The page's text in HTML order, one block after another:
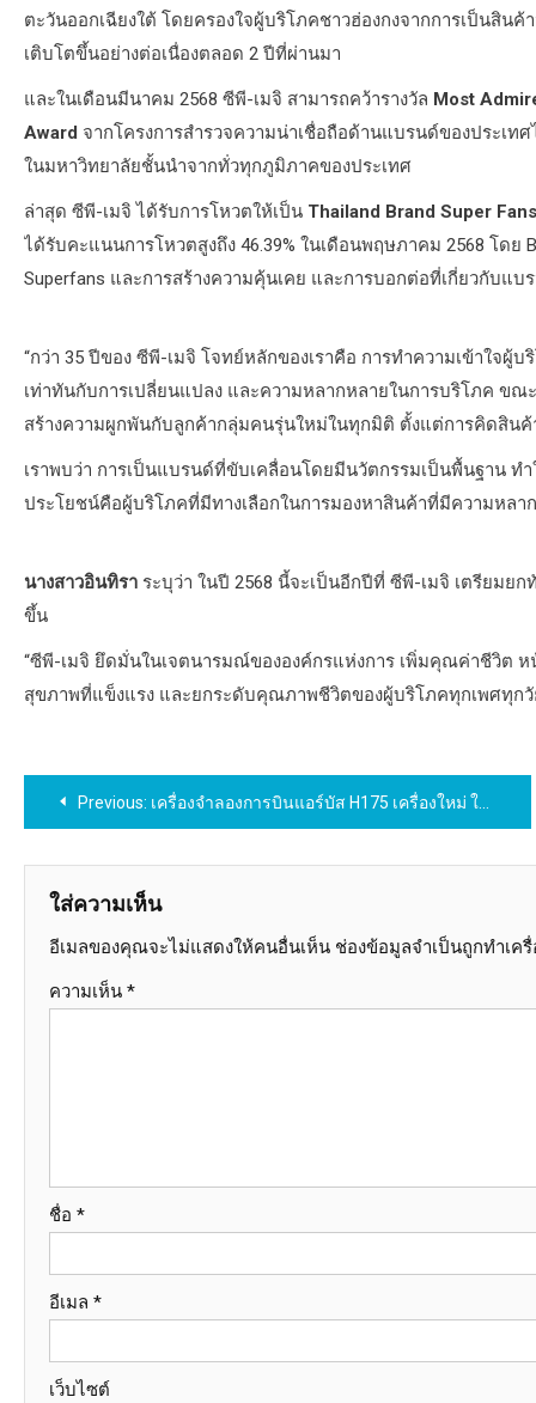
ตะวันออกเฉียงใต้ โดยครองใจผู้บริโภคชาวฮ่องกงจากการเป็นสิ
เติบโตขึ้นอย่างต่อเนื่องตลอด 2 ปีที่ผ่านมา
และในเดือนมีนาคม 2568 ซีพี-เมจิ สามารถคว้ารางวัล Most
Award จากโครงการสำรวจความน่าเชื่อถือด้านแบรนด์ของประเ
ในมหาวิทยาลัยชั้นนำจากทั่วทุกภูมิภาคของประเทศ
ล่าสุด ซีพี-เมจิ ได้รับการโหวตให้เป็น Thailand Brand Super
ได้รับคะแนนการโหวตสูงถึง 46.39% ในเดือนพฤษภาคม 2568 โด
Superfans และการสร้างความคุ้นเคย และการบอกต่อที่เกี่ยวกับแบ
“กว่า 35 ปีของ ซีพี-เมจิ โจทย์หลักของเราคือ การทำความเข้าใจ
เท่าทันกับการเปลี่ยนแปลง และความหลากหลายในการบริโภค ขณ
สร้างความผูกพันกับลูกค้ากลุ่มคนรุ่นใหม่ในทุกมิติ ตั้งแต่การคิดสิน
เราพบว่า การเป็นแบรนด์ที่ขับเคลื่อนโดยมีนวัตกรรมเป็นพื้นฐาน
ประโยชน์คือผู้บริโภคที่มีทางเลือกในการมองหาสินค้าที่มีความหล
นางสาวอินทิรา ระบุว่า ในปี 2568 นี้จะเป็นอีกปีที่ ซีพี-เมจิ เตรีย
ขึ้น
“ซีพี-เมจิ ยึดมั่นในเจตนารมณ์ขององค์กรแห่งการ เพิ่มคุณค่าชีวิต
สุขภาพที่แข็งแรง และยกระดับคุณภาพชีวิตของผู้บริโภคทุกเพศทุก
แนะแนว
เรื่อง
Previous: เครื่องจำลองการบินแอร์บัส H175 เครื่องใหม่ ในมาเลเซีย
ใส่ความเห็น
อีเมลของคุณจะไม่แสดงให้คนอื่นเห็น ช่องข้อมูลจำเป็นถูกทำเค
ความเห็น *
ชื่อ *
อีเมล *
เว็บไซต์